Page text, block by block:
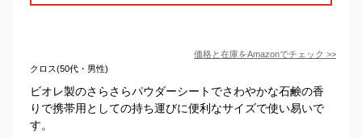
価格と在庫をAmazonでチェック >>
クロス(50代・男性)
ビオレ製のさらさらパウダーシートでさわやかな石鹸の香
りで携帯用としての持ち運びに便利なサイズで使い易いで
す。